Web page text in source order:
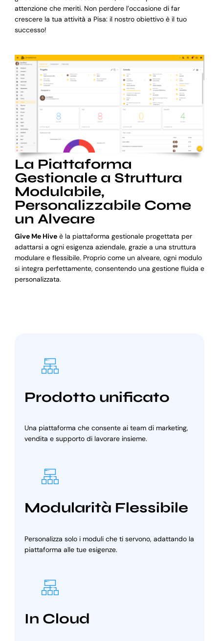
attenzione che meriti. Non perdere l’occasione di far
crescere la tua attività a Pisa: il nostro obiettivo è il tuo
successo!
La Piattaforma
Gestionale a Struttura
Modulabile,
Personalizzabile Come
un Alveare
Give Me Hiveè la piattaforma gestionale progettata per
adattarsi a ogni esigenza aziendale, grazie a una struttura
modulare e flessibile. Proprio come un alveare, ogni modulo
si integra perfettamente, consentendo una gestione fluida e
personalizzata.
Prodotto unificato
Una piattaforma che consente ai team di marketing,
vendita e supporto di lavorare insieme.
Modularità Flessibile
Personalizza solo i moduli che ti servono, adattando la
piattaforma alle tue esigenze.
In Cloud